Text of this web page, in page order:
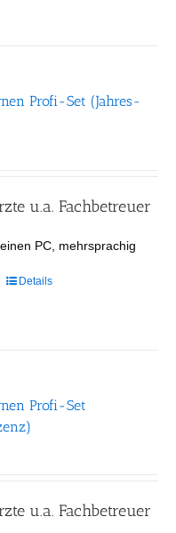
Optionen
gewählt
Profi-Set (Jahres-
u.a. Fachbetreuer
PC, mehrsprachig
Dieses
Optionen
können
gewählt
Details
Profi-Set
u.a. Fachbetreuer